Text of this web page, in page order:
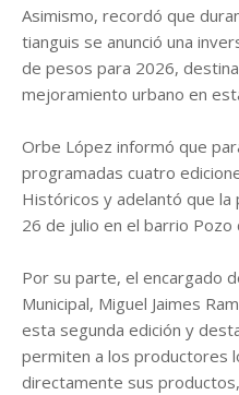
Asimismo, recordó que
tianguis se anunció una
de pesos para 2026,
mejoramiento urbano en
Orbe López informó que
programadas cuatro
Históricos y adelantó que la
26 de julio en el barrio Pozo
Por su parte, el encargado
Municipal, Miguel Jaimes
esta segunda edición y
permiten a los productores
directamente sus